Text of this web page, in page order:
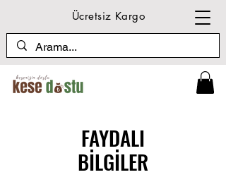
Ücretsiz Kargo
FAYDALI
BİLGİLER